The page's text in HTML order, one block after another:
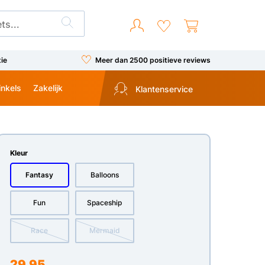
Meer dan 2500 positieve reviews
Zakelijk Klantenservice
Kleur
Fantasy Balloons
Fun Spaceship
Race Mermaid